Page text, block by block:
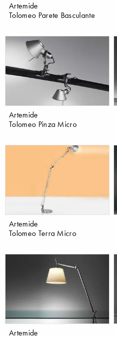
Artemide
Tolomeo Parete Basculante
Artemide
Tolomeo Pinza Micro
Artemide
Tolomeo Terra Micro
Artemide